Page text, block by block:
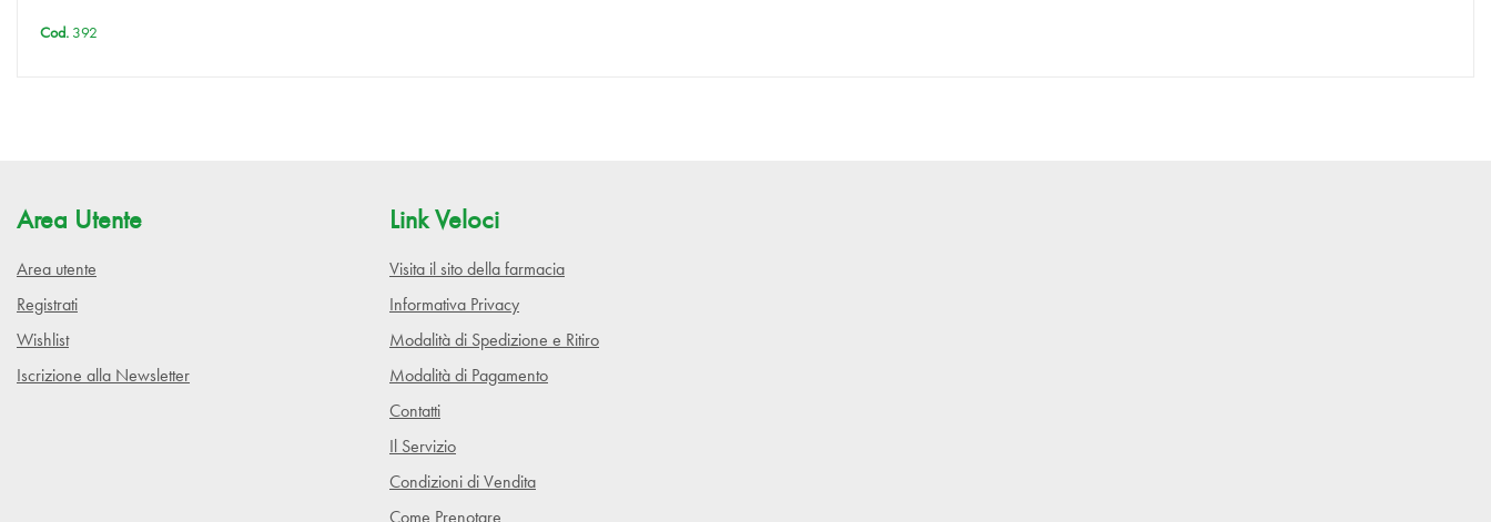
Cod. 392
Area Utente
Area utente
Registrati
Wishlist
Iscrizione alla Newsletter
Link Veloci
Visita il sito della farmacia
Informativa Privacy
Modalità di Spedizione e Ritiro
Modalità di Pagamento
Contatti
Il Servizio
Condizioni di Vendita
Come Prenotare